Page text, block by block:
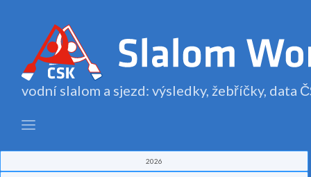
vodní slalom a sjezd: výsledky, žebříčky, data
2026